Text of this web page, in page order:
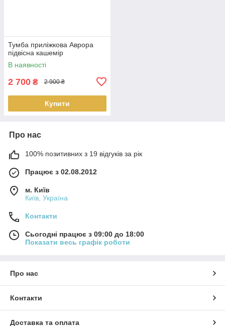
Тумба приліжкова Аврора
підвісна кашемір
В наявності
2 700 ₴ 2 900 ₴
Купити
Про нас
100% позитивних з 19 відгуків за рік
Працює з 02.08.2012
м. Київ
Київ, Україна
Контакти
Сьогодні працює з 09:00 до 18:00
Показати весь графік роботи
Про нас
Контакти
Доставка та оплата